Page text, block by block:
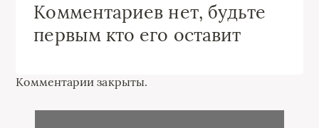
Комментариев нет, будьте
первым кто его оставит
Комментарии закрыты.